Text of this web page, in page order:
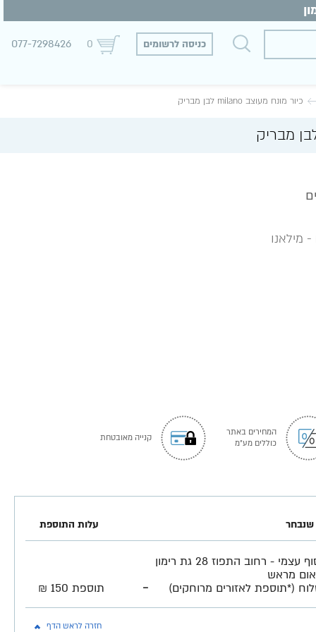
כניסה לרשומים 0
077-7298426
כיור מונח מעוצב milano לבן מבריק
המחירים באתר
כוללים מע"מ
קנייה מאובטחת
שנבחר עלות התוספת
איסוף עצמי - רחוב התפוז 28 גת רימון
מראש
(*תוספת לאזורים מרוחקים)
- תוספת 150 ₪
חזרה לראש הדף